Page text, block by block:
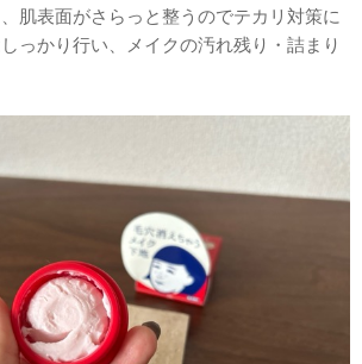
肌表面がさらっと整うのでテカリ対策に
っかり行い、メイクの汚れ残り・詰まり